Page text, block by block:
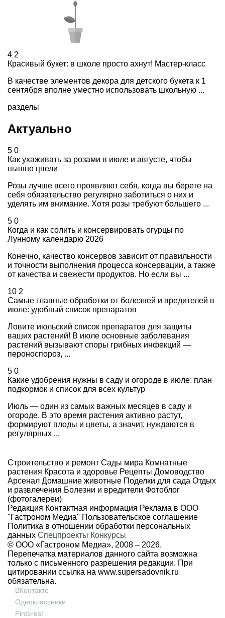
4 2
Красивый букет: в школе просто ахнут! Мастер-класс
В качестве элементов декора для детского букета к 1
сентября вполне уместно использовать школьную ...
разделы
Актуально
5 0
Как ухаживать за розами в июле и августе, чтобы
пышно цвели
Розы лучше всего проявляют себя, когда вы берете на
себя обязательство регулярно заботиться о них и
уделять им внимание. Хотя розы требуют большего ...
5 0
Когда и как солить и консервировать огурцы по
Лунному календарю 2026
Конечно, качество консервов зависит от правильности
и точности выполнения процесса консервации, а также
от качества и свежести продуктов. Но если вы ...
10 2
Самые главные обработки от болезней и вредителей в
июле: удобный список препаратов
Ловите июльский список препаратов для защиты
ваших растений! В июле основные заболевания
растений вызывают споры грибных инфекций —
пероноспороз, ...
5 0
Какие удобрения нужны в саду и огороде в июле: план
подкормок и список для всех культур
Июль — один из самых важных месяцев в саду и
огороде. В это время растения активно растут,
формируют плоды и цветы, а значит, нуждаются в
регулярных ...
Строительство и ремонт Сады мира Комнатные
растения Красота и здоровье Рецепты Домоводство
Арсенал Домашние животные Поделки для сада Отдых
и развлечения Болезни и вредители Фотоблог
(фотогалереи)
Редакция Контактная информация Реклама в ООО
"Гастроном Медиа" Пользовательское соглашение
Политика в отношении обработки персональных
данных Спецпроекты Конкурсы
© ООО «Гастроном Медиа», 2008 – 2026.
Перепечатка материалов данного сайта возможна
только с письменного разрешения редакции. При
цитировании ссылка на www.supersadovnik.ru
обязательна.
ВКонтакте
Одноклассники
Pinterest